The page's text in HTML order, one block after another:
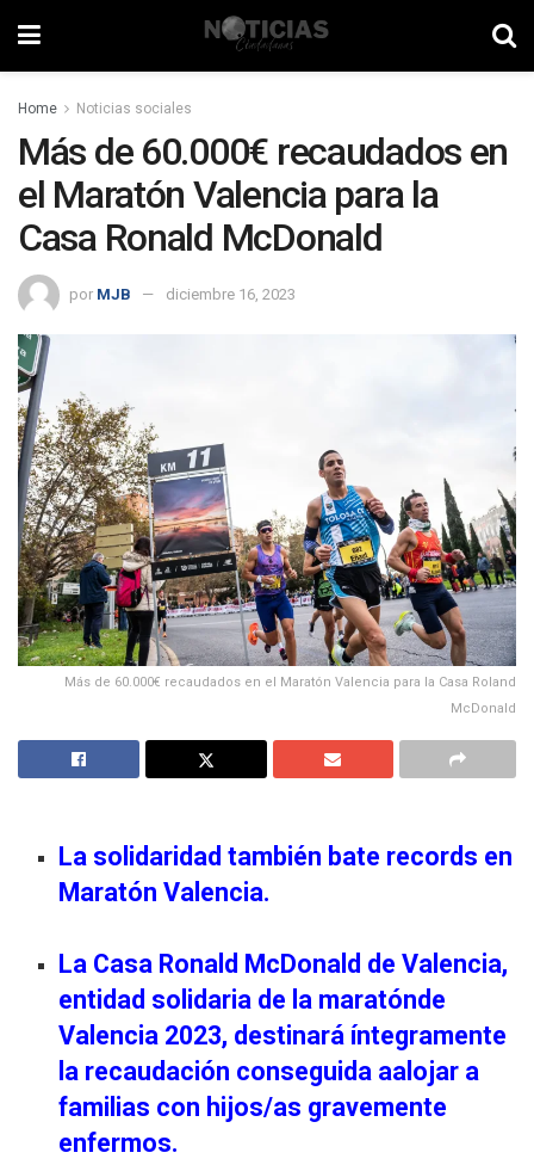
Home Noticias sociales
Más de 60.000€ recaudados en
el Maratón Valencia para la
Casa Ronald McDonald
por MJB diciembre 16, 2023
Más de 60.000€ recaudados en el Maratón Valencia para la Casa Roland
McDonald
La solidaridad también bate records en
Maratón Valencia.
La Casa Ronald McDonald de Valencia,
entidad solidaria de la maratónde
Valencia 2023, destinará íntegramente
la recaudación conseguida aalojar a
familias con hijos/as gravemente
enfermos.